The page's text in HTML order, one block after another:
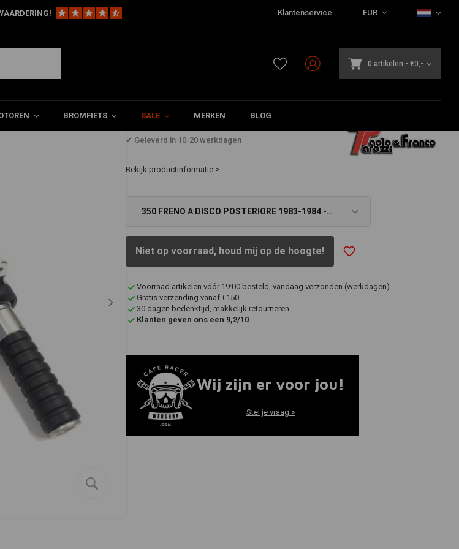
Klantenservice EUR
0 artikelen - €0,-
BROMFIETS SALE MERKEN BLOG
Zwart vouwbaar
€242,94
✔ Geleverd in 10-20 werkdagen
Bekijk productinformatie >
350 FRENO A DISCO POSTERIORE 1983-1984 -
€242,94
Niet op voorraad, houd mij op de hoogte!
Voorraad artikelen vóór 19:00 besteld, vandaag verzonden (werkdagen)
Gratis verzending vanaf €150
30 dagen bedenktijd, makkelijk retourneren
Klanten geven ons een 9,2/10
Wij zijn er voor jou!
Stel je vraag >